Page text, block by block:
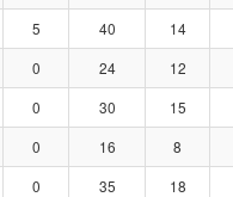
5 40 14
0 24 12
0 30 15
0 16 8
0 35 18